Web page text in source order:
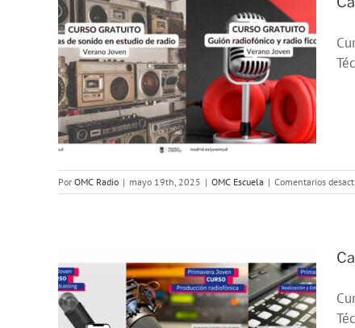
Por OMC Radio | mayo 19th, 2025 | OMC Escuela | Comentarios